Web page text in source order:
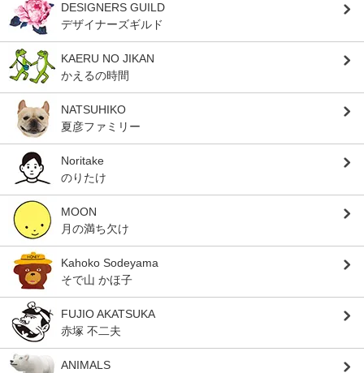
DESIGNERS GUILD
デザイナーズギルド
KAERU NO JIKAN
かえるの時間
NATSUHIKO
夏彦ファミリー
Noritake
のりたけ
MOON
月の満ち欠け
Kahoko Sodeyama
そで山 かほ子
FUJIO AKATSUKA
赤塚 不二夫
ANIMALS